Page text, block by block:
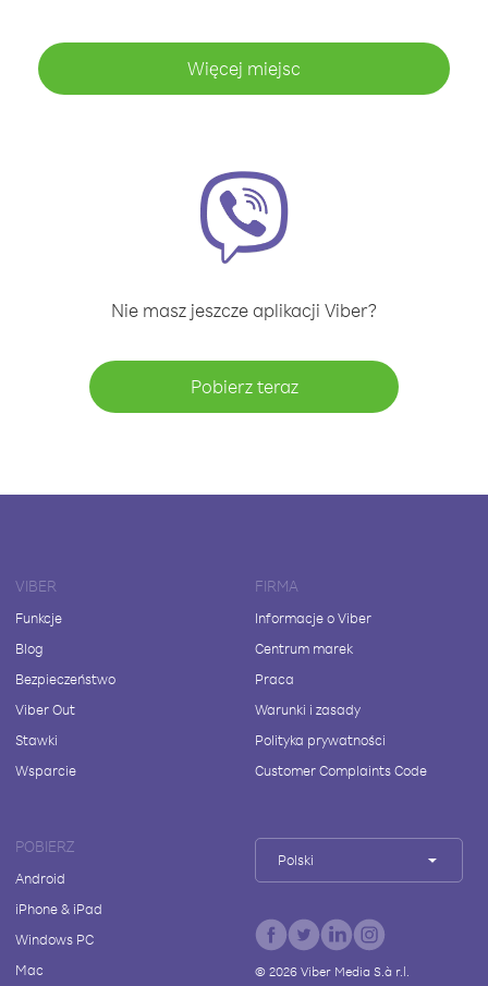
Więcej miejsc
Nie masz jeszcze aplikacji Viber?
Pobierz teraz
VIBER
Funkcje
Blog
Bezpieczeństwo
Viber Out
Stawki
Wsparcie
FIRMA
Informacje o Viber
Centrum marek
Praca
Warunki i zasady
Polityka prywatności
Customer Complaints Code
POBIERZ
Android
iPhone & iPad
Windows PC
Mac
Polski
© 2026Viber Media S.à r.l.